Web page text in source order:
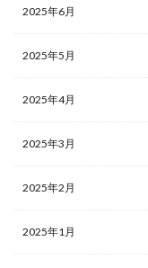
2025年6月
2025年5月
2025年4月
2025年3月
2025年2月
2025年1月